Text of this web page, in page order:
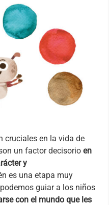
cruciales en la vida de
un factor decisorio en
y
es una etapa muy
guiar a los niños
con el mundo que les